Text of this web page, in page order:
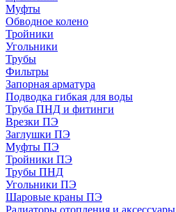
Муфты
Обводное колено
Тройники
Угольники
Трубы
Фильтры
Запорная арматура
Подводка гибкая для воды
Труба ПНД и фитинги
Врезки ПЭ
Заглушки ПЭ
Муфты ПЭ
Тройники ПЭ
Трубы ПНД
Угольники ПЭ
Шаровые краны ПЭ
Радиаторы отопления и аксессуары